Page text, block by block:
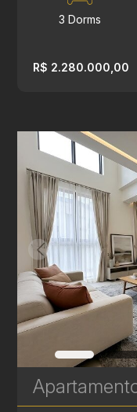
3 Dorms
R$ 2.280.000,00